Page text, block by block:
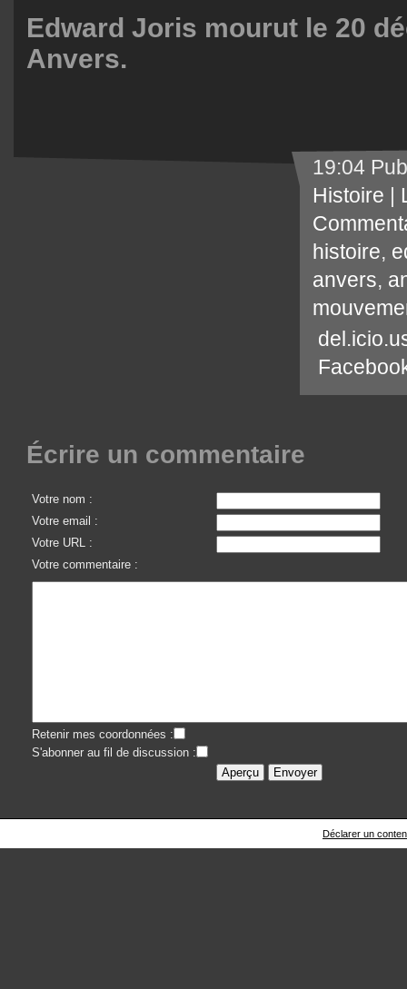
Edward Joris mourut le 20
Anvers.
19:04
Histoire |
histoire,
anvers,
Écrire un commentaire
Votre nom :
Votre email :
Votre URL :
Votre commentaire :
Retenir mes coordonnées :
S'abonner au fil de discussion :
Déclarer un